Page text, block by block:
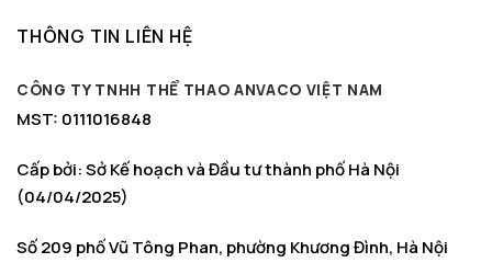
THÔNG TIN LIÊN HỆ
CÔNG TY TNHH THỂ THAO ANVACO VIỆT NAM
MST: 0111016848
Cấp bởi: Sở Kế hoạch và Đầu tư thành phố Hà Nội
(04/04/2025)
Số 209 phố Vũ Tông Phan, phường Khương Đình, Hà Nội